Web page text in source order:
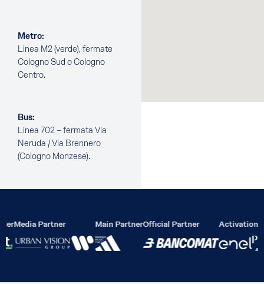
Metro:
Linea M2 (verde), fermate
Cologno Sud o Cologno
Centro.
Bus:
Linea 702 – fermata Via
Neruda / Via Brennero
(Cologno Monzese).
Media Partner Main PartnerOfficial Partner Activation